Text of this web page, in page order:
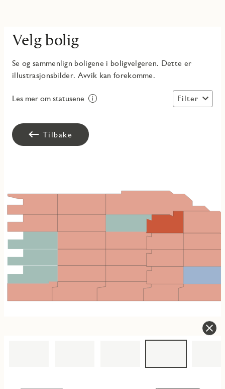
Velg bolig
Se og sammenlign boligene i boligvelgeren. Dette er
illustrasjonsbilder. Avvik kan forekomme.
Les mer om statusene Filter
Tilbake